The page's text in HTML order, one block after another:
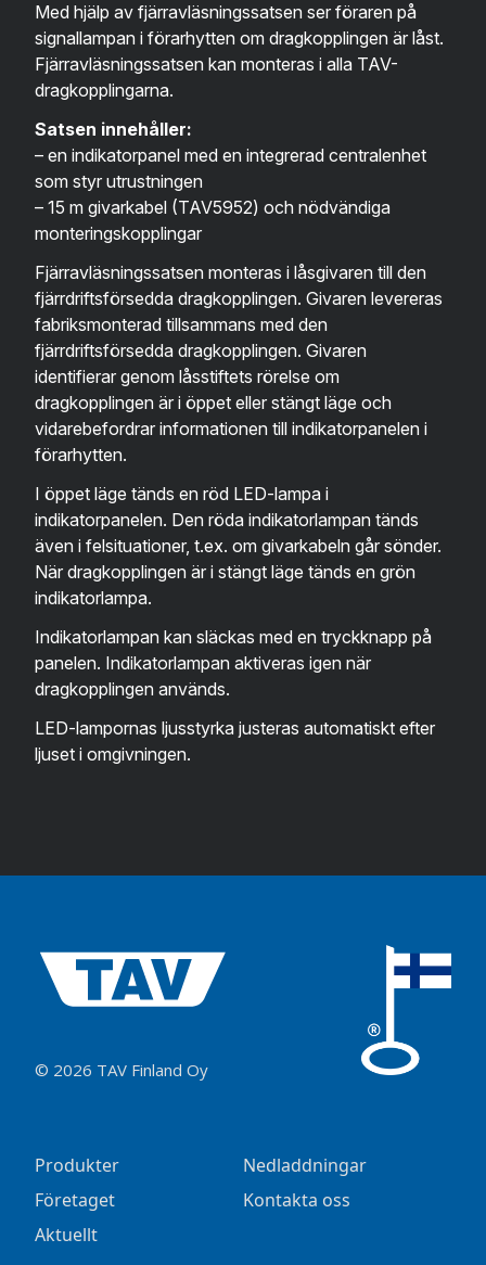
Med hjälp av fjärravläsningssatsen ser föraren på
signallampan i förarhytten om dragkopplingen är låst.
Fjärravläsningssatsen kan monteras i alla TAV-
dragkopplingarna.
Satsen innehåller:
– en indikatorpanel med en integrerad centralenhet
som styr utrustningen
– 15 m givarkabel (TAV5952) och nödvändiga
monteringskopplingar
Fjärravläsningssatsen monteras i låsgivaren till den
fjärrdriftsförsedda dragkopplingen. Givaren levereras
fabriksmonterad tillsammans med den
fjärrdriftsförsedda dragkopplingen. Givaren
identifierar genom låsstiftets rörelse om
dragkopplingen är i öppet eller stängt läge och
vidarebefordrar informationen till indikatorpanelen i
förarhytten.
I öppet läge tänds en röd LED-lampa i
indikatorpanelen. Den röda indikatorlampan tänds
även i felsituationer, t.ex. om givarkabeln går sönder.
När dragkopplingen är i stängt läge tänds en grön
indikatorlampa.
Indikatorlampan kan släckas med en tryckknapp på
panelen. Indikatorlampan aktiveras igen när
dragkopplingen används.
LED-lampornas ljusstyrka justeras automatiskt efter
ljuset i omgivningen.
© 2026 TAV Finland Oy
Produkter
Företaget
Aktuellt
Nedladdningar
Kontakta oss